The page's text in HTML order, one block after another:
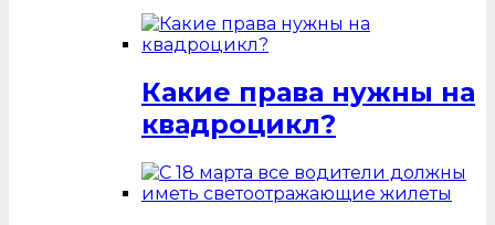
Какие права нужны на
квадроцикл?